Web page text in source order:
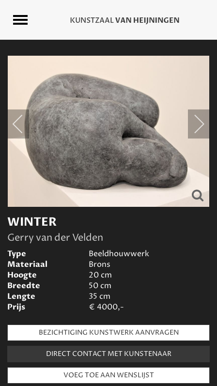
WINTER
Gerry van der Velden
Type
Beeldhouwwerk
Materiaal
Brons
Hoogte
20cm
Breedte
50cm
Lengte
35 cm
Prijs
€ 4000,-
BEZICHTIGING KUNSTWERK AANVRAGEN
DIRECT CONTACT MET KUNSTENAAR